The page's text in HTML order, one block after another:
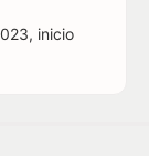
inicio